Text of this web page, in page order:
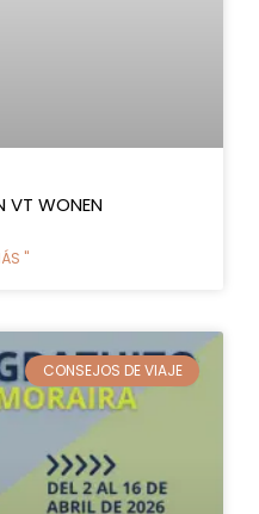
VT WONEN
"
CONSEJOS DE VIAJE